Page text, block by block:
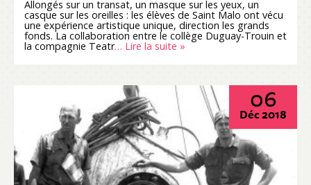
Allongés sur un transat, un masque sur les yeux, un
casque sur les oreilles : les élèves de Saint Malo ont vécu
une expérience artistique unique, direction les grands
fonds. La collaboration entre le collège Duguay-Trouin et
la compagnie Teatr… Lire la suite »
06
Déc 2018